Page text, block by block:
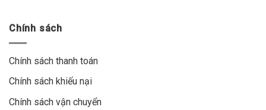
Chính sách
Chính sách thanh toán
Chính sách khiếu nại
Chính sách vận chuyển